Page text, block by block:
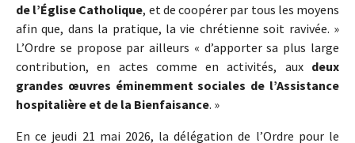
de l’Église Catholique, et de coopérer par tous les moyens
afin que, dans la pratique, la vie chrétienne soit ravivée. »
L’Ordre se propose par ailleurs « d’apporter sa plus large
contribution, en actes comme en activités, aux deux
grandes œuvres éminemment sociales de l’Assistance
hospitalière et de la Bienfaisance. »
En ce jeudi 21 mai 2026, la délégation de l’Ordre pour le